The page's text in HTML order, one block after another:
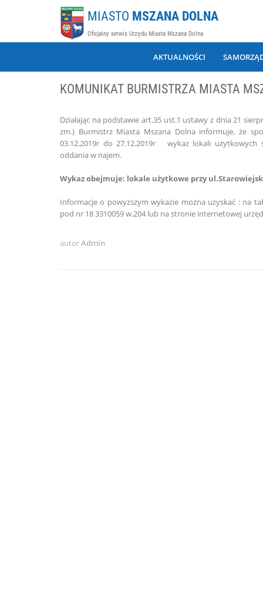
MIASTO MSZANA DOLNA
Oficjalny serwis Urzędu Miasta Mszana Dolna
AKTUALNOŚCI
KOMUNIKAT BURMISTRZA MIASTA
Działając na podstawie art.35 ust.1 ustawy z dnia 21
zm.) Burmistrz Miasta Mszana Dolna informuje, że
03.12.2019r do 27.12.2019r wykaz lokali użytkowych
oddania w najem.
Wykaz obejmuje: lokale użytkowe przy
Informacje o powyższym wykazie można uzyskać : na
pod nr 18 3310059 w.204 lub na stronie internetowej
autorAdmin